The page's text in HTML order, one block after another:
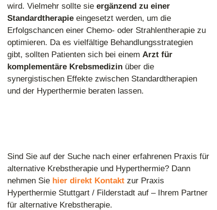
wird. Vielmehr sollte sie ergänzend zu einer
Standardtherapie eingesetzt werden, um die
Erfolgschancen einer Chemo- oder Strahlentherapie zu
optimieren. Da es vielfältige Behandlungsstrategien
gibt, sollten Patienten sich bei einem Arzt für
komplementäre Krebsmedizin über die
synergistischen Effekte zwischen Standardtherapien
und der Hyperthermie beraten lassen.
Sind Sie auf der Suche nach einer erfahrenen Praxis für
alternative Krebstherapie und Hyperthermie? Dann
nehmen Sie hier direkt Kontakt zur Praxis
Hyperthermie Stuttgart / Filderstadt auf – Ihrem Partner
für alternative Krebstherapie.